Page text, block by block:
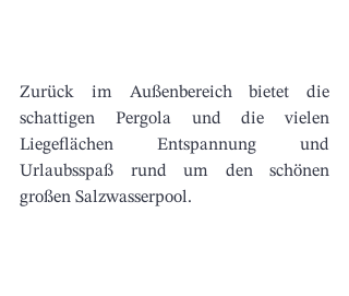
Zurück im Außenbereich bietet die
schattigen Pergola und die vielen
Liegeflächen Entspannung und
Urlaubsspaß rund um den schönen
großen Salzwasserpool.